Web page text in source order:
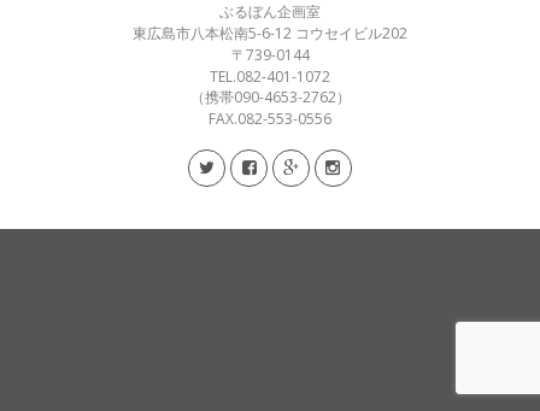
ぶるぼん企画室
東広島市八本松南5-6-12 コウセイビル202
〒739-0144
TEL.082-401-1072
（携帯090-4653-2762）
FAX.082-553-0556